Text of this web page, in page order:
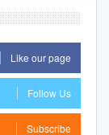
Like our page
Follow Us
Subscribe